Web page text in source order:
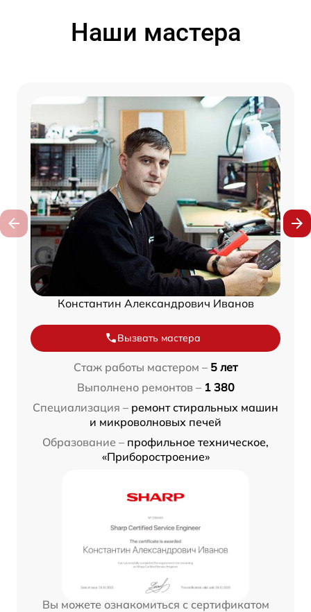
Наши мастера
Константин Александрович Иванов
Вызвать мастера
Стаж работы мастером – 5 лет
Выполнено ремонтов – 1 380
Специализация – ремонт стиральных машин
и микроволновых печей
Образование – профильное техническое,
«Приборостроение»
Вы можете ознакомиться с сертификатом